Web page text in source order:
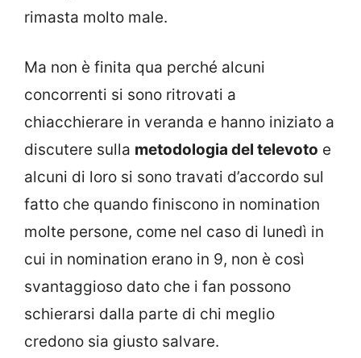
rimasta molto male.
Ma non è finita qua perché alcuni
concorrenti si sono ritrovati a
chiacchierare in veranda e hanno iniziato a
discutere sulla metodologia del televoto e
alcuni di loro si sono travati d’accordo sul
fatto che quando finiscono in nomination
molte persone, come nel caso di lunedì in
cui in nomination erano in 9, non è così
svantaggioso dato che i fan possono
schierarsi dalla parte di chi meglio
credono sia giusto salvare.